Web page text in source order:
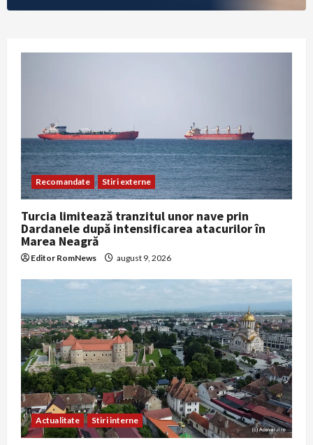
Recomandate Stiri externe
Turcia limitează tranzitul unor nave prin
Dardanele după intensificarea atacurilor în
Marea Neagră
Editor RomNews august 9, 2026
Actualitate Stiri interne